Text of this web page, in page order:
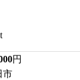
円
市